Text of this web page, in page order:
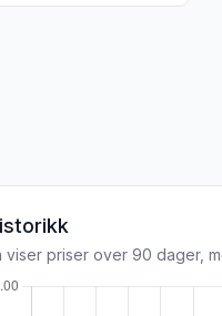
viser priser over 90 dager,